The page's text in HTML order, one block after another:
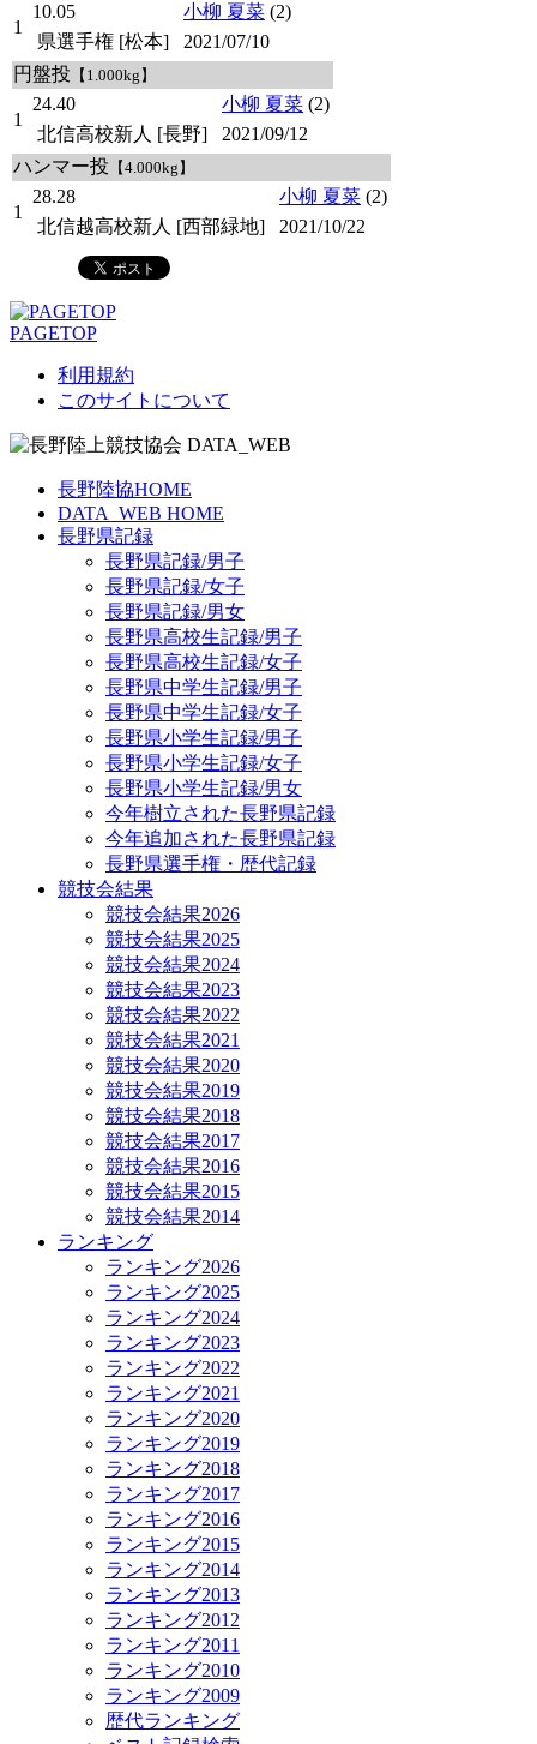
1
10.05 小柳 夏菜 (2)
県選手権 [松本]
2021/07/10
円盤投 【1.000kg】
1
24.40 小柳 夏菜 (2)
北信高校新人 [長野]
2021/09/12
ハンマー投 【4.000kg】
1
28.28 小柳 夏菜 (2)
北信越高校新人 [西部緑地]
2021/10/22
PAGETOP
利用規約
このサイトについて
長野陸協HOME
DATA_WEB HOME
長野県記録
長野県記録/男子
長野県記録/女子
長野県記録/男女
長野県高校生記録/男子
長野県高校生記録/女子
長野県中学生記録/男子
長野県中学生記録/女子
長野県小学生記録/男子
長野県小学生記録/女子
長野県小学生記録/男女
今年樹立された長野県記録
今年追加された長野県記録
長野県選手権・歴代記録
競技会結果
競技会結果2026
競技会結果2025
競技会結果2024
競技会結果2023
競技会結果2022
競技会結果2021
競技会結果2020
競技会結果2019
競技会結果2018
競技会結果2017
競技会結果2016
競技会結果2015
競技会結果2014
ランキング
ランキング2026
ランキング2025
ランキング2024
ランキング2023
ランキング2022
ランキング2021
ランキング2020
ランキング2019
ランキング2018
ランキング2017
ランキング2016
ランキング2015
ランキング2014
ランキング2013
ランキング2012
ランキング2011
ランキング2010
ランキング2009
歴代ランキング